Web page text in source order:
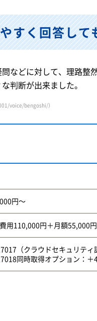
すく回答して
などに対して、理路
判断が出来ました。
voice/bengoshi/）
円～
用110,000円＋月額55,000
（クラウドセキュリティ
同時取得オプション：